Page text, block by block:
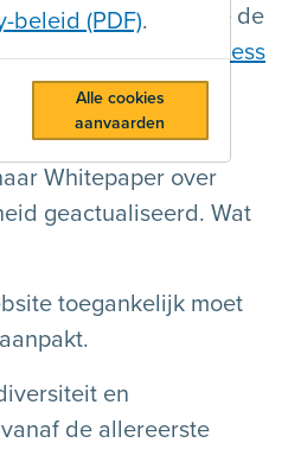
beleid (PDF).
Alle cookies
aanvaarden
van mei, vieren we de
Accessibility Awareness
voor
Whitepaper over
geactualiseerd. Wat
toegankelijk moet
en
de allereerste